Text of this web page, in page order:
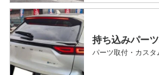
持ち込みパー
パーツ取付・カスタ